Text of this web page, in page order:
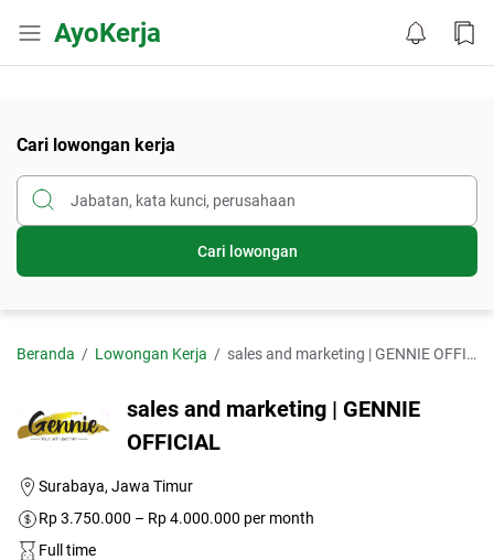
AyoKerja
Cari lowongan kerja
Cari lowongan
Beranda Lowongan Kerja sales and marketing | GENNIE OFFICIAL
sales and marketing | GENNIE
OFFICIAL
Surabaya, Jawa Timur
Rp 3.750.000 – Rp 4.000.000 per month
Full time